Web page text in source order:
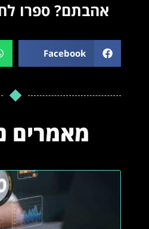
אהבתם? ספרו
Facebook
מאמרים